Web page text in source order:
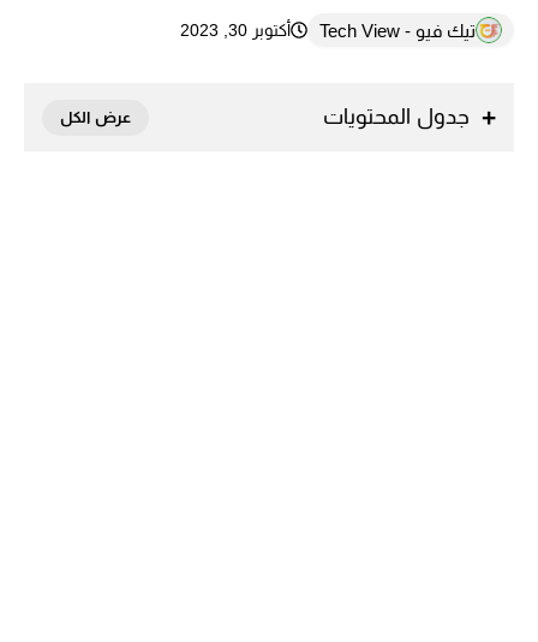
تيك فيو - Tech View أكتوبر 30, 2023
جدول المحتويات